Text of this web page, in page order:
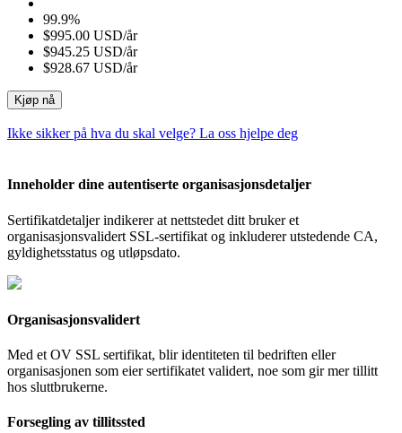
99.9%
$995.00 USD/år
$945.25 USD/år
$928.67 USD/år
Kjøp nå
Ikke sikker på hva du skal velge? La oss hjelpe deg
Inneholder dine autentiserte organisasjonsdetaljer
Sertifikatdetaljer indikerer at nettstedet ditt bruker et
organisasjonsvalidert SSL-sertifikat og inkluderer utstedende CA,
gyldighetsstatus og utløpsdato.
Organisasjonsvalidert
Med et OV SSL sertifikat, blir identiteten til bedriften eller
organisasjonen som eier sertifikatet validert, noe som gir mer tillitt
hos sluttbrukerne.
Forsegling av tillitssted